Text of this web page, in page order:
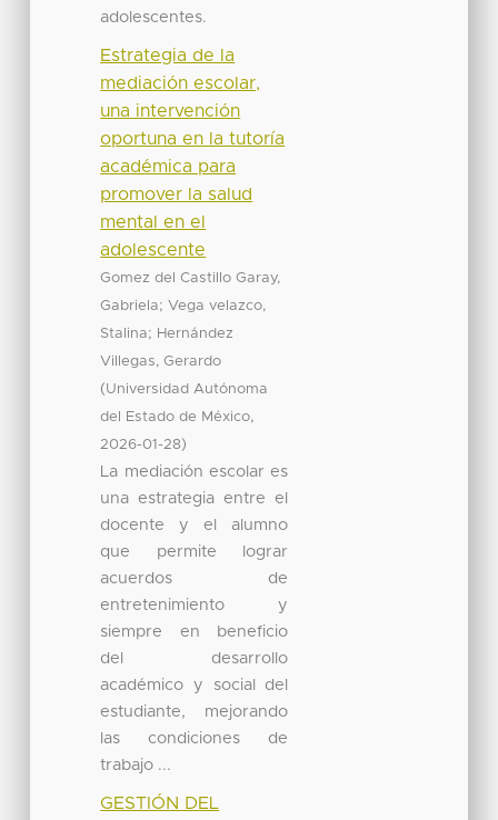
adolescentes.
Estrategia de la
mediación escolar,
una intervención
oportuna en la tutoría
académica para
promover la salud
mental en el
adolescente
Gomez del Castillo Garay,
Gabriela;Vega velazco,
Stalina; Hernández
Villegas, Gerardo
(Universidad Autónoma
del Estado de México,
2026-01-28)
La mediación escolar es
una estrategia entre el
docente y el alumno
que permite lograr
acuerdos de
entretenimiento y
siempre en beneficio
del desarrollo
académico y social del
estudiante, mejorando
las condiciones de
trabajo ...
GESTIÓN DEL